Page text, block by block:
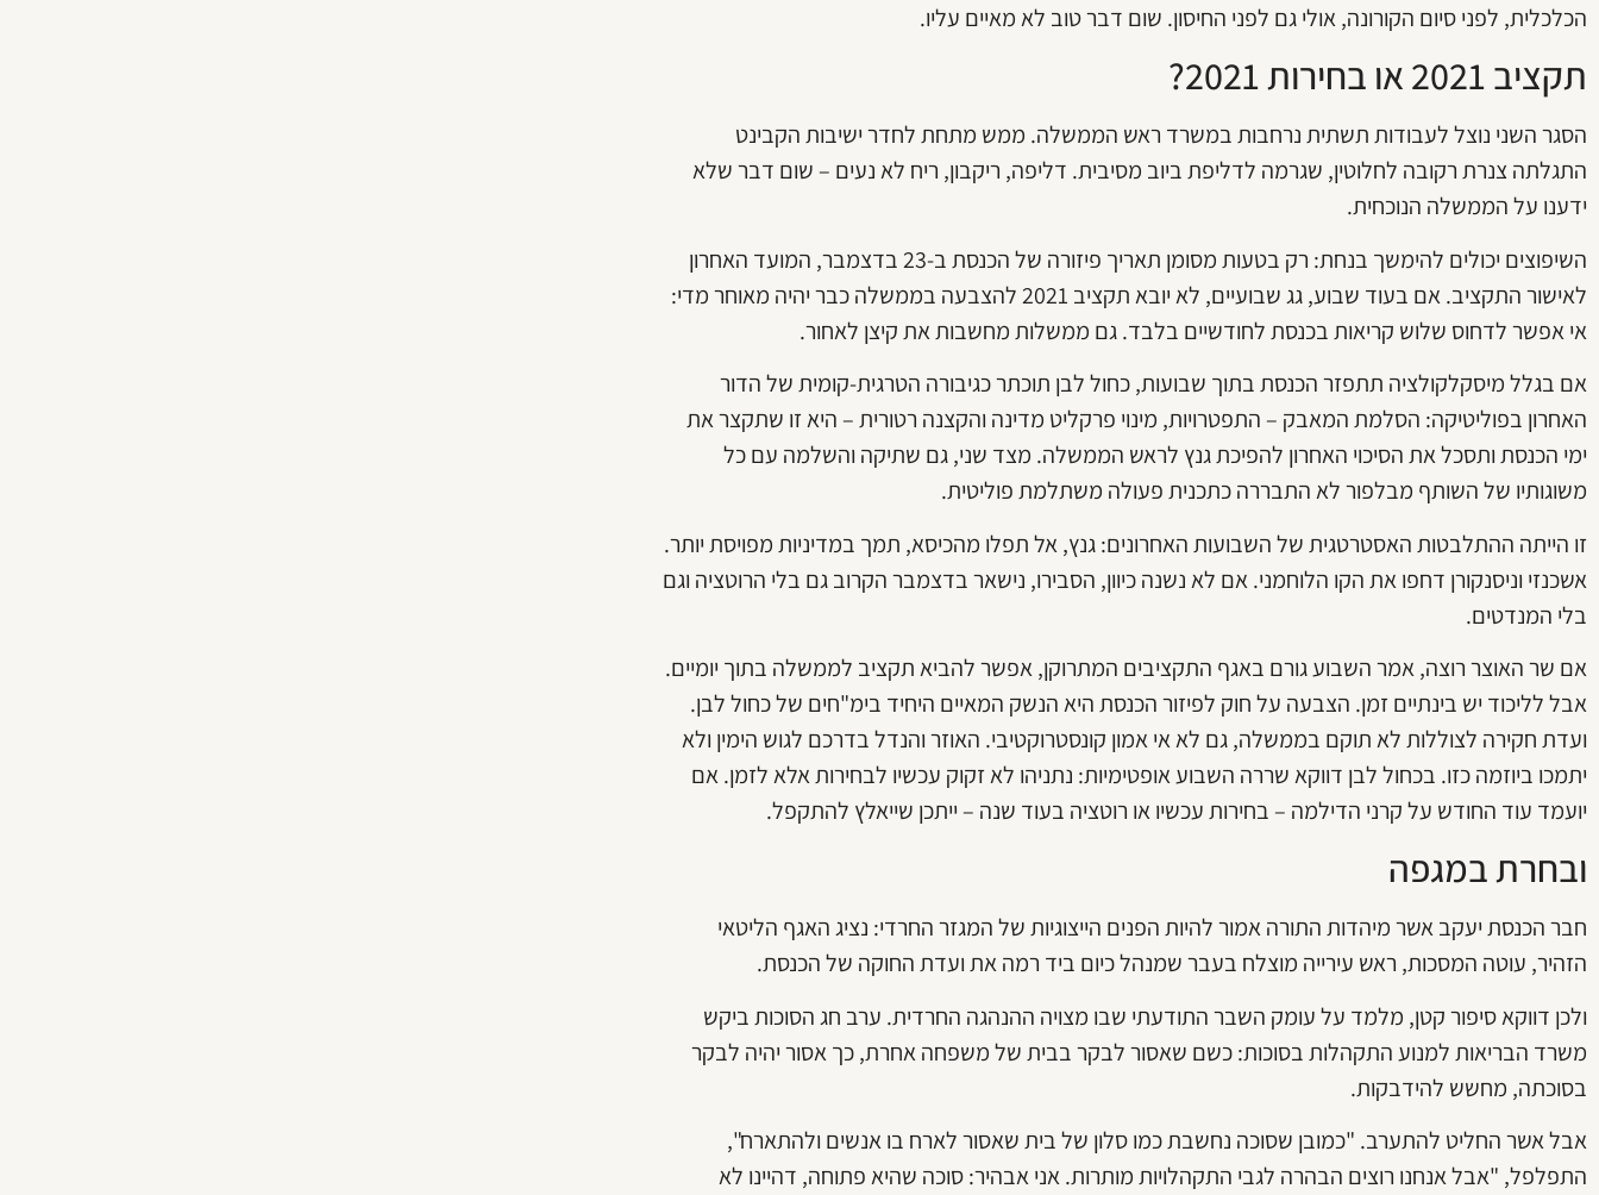
הכלכלית, לפני סיום הקורונה, אולי גם לפני החיסון. שום דבר טוב לא מאיים עליו.
תקציב 2021 או בחירות 2021?
הסגר השני נוצל לעבודות תשתית נרחבות במשרד ראש הממשלה. ממש מתחת לחדר ישיבות הקבינט
התגלתה צנרת רקובה לחלוטין, שגרמה לדליפת ביוב מסיבית. דליפה, ריקבון, ריח לא נעים – שום דבר שלא
ידענו על הממשלה הנוכחית.
השיפוצים יכולים להימשך בנחת: רק בטעות מסומן תאריך פיזורה של הכנסת ב-23 בדצמבר, המועד האחרון
לאישור התקציב. אם בעוד שבוע, גג שבועיים, לא יובא תקציב 2021 להצבעה בממשלה כבר יהיה מאוחר מדי:
אי אפשר לדחוס שלוש קריאות בכנסת לחודשיים בלבד. גם ממשלות מחשבות את קיצן לאחור.
אם בגלל מיסקלקולציה תתפזר הכנסת בתוך שבועות, כחול לבן תוכתר כגיבורה הטרגית-קומית של הדור
האחרון בפוליטיקה: הסלמת המאבק – התפטרויות, מינוי פרקליט מדינה והקצנה רטורית – היא זו שתקצר את
ימי הכנסת ותסכל את הסיכוי האחרון להפיכת גנץ לראש הממשלה. מצד שני, גם שתיקה והשלמה עם כל
משוגותיו של השותף מבלפור לא התבררה כתכנית פעולה משתלמת פוליטית.
זו הייתה ההתלבטות האסטרטגית של השבועות האחרונים: גנץ, אל תפלו מהכיסא, תמך במדיניות מפויסת יותר.
אשכנזי וניסנקורן דחפו את הקו הלוחמני. אם לא נשנה כיוון, הסבירו, נישאר בדצמבר הקרוב גם בלי הרוטציה וגם
בלי המנדטים.
אם שר האוצר רוצה, אמר השבוע גורם באגף התקציבים המתרוקן, אפשר להביא תקציב לממשלה בתוך יומיים.
אבל לליכוד יש בינתיים זמן. הצבעה על חוק לפיזור הכנסת היא הנשק המאיים היחיד בימ"חים של כחול לבן.
ועדת חקירה לצוללות לא תוקם בממשלה, גם לא אי אמון קונסטרוקטיבי. האוזר והנדל בדרכם לגוש הימין ולא
יתמכו ביוזמה כזו. בכחול לבן דווקא שררה השבוע אופטימיות: נתניהו לא זקוק עכשיו לבחירות אלא לזמן. אם
יועמד עוד החודש על קרני הדילמה – בחירות עכשיו או רוטציה בעוד שנה – ייתכן שייאלץ להתקפל.
ובחרת במגפה
חבר הכנסת יעקב אשר מיהדות התורה אמור להיות הפנים הייצוגיות של המגזר החרדי: נציג האגף הליטאי
הזהיר, עוטה המסכות, ראש עירייה מוצלח בעבר שמנהל כיום ביד רמה את ועדת החוקה של הכנסת.
ולכן דווקא סיפור קטן, מלמד על עומק השבר התודעתי שבו מצויה ההנהגה החרדית. ערב חג הסוכות ביקש
משרד הבריאות למנוע התקהלות בסוכות: כשם שאסור לבקר בבית של משפחה אחרת, כך אסור יהיה לבקר
בסוכתה, מחשש להידבקות.
אבל אשר החליט להתערב. "כמובן שסוכה נחשבת כמו סלון של בית שאסור לארח בו אנשים ולהתארח",
התפלפל, "אבל אנחנו רוצים הבהרה לגבי התקהלויות מותרות. אני אבהיר: סוכה שהיא פתוחה, דהיינו לא